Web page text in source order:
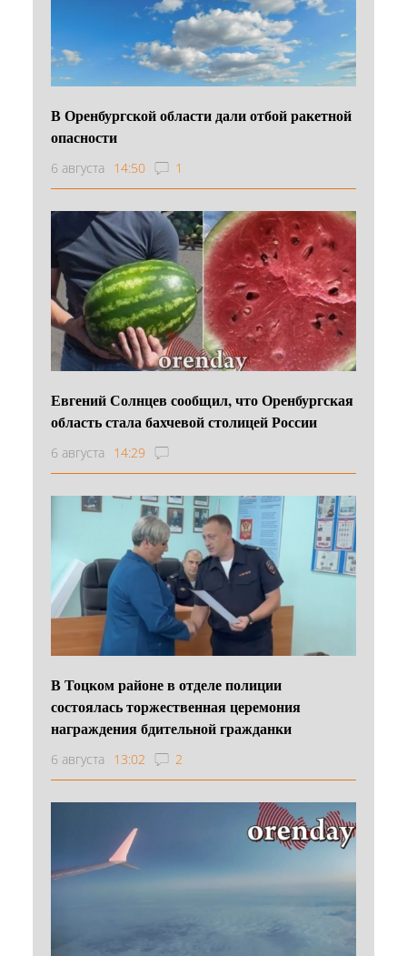
В Оренбургской области дали отбой ракетной
опасности
6 августа 14:50 1
Евгений Солнцев сообщил, что Оренбургская
область стала бахчевой столицей России
6 августа 14:29
В Тоцком районе в отделе полиции
состоялась торжественная церемония
награждения бдительной гражданки
6 августа 13:02 2